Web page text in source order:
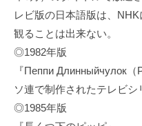
レビ版の日本語版は、NHK
観ることは出来ない。
◎1982年版
『Пеппи Длинныйчулок（
ソ連で制作されたテレビシ
◎1985年版